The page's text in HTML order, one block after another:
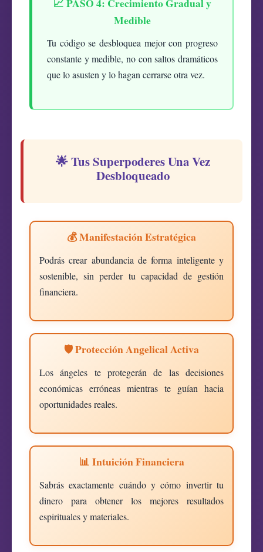
Medible
Tu código se desbloquea mejor con progreso
constante y medible, no con saltos dramáticos
que lo asusten y lo hagan cerrarse otra vez.
🌟 Tus Superpoderes Una Vez
Desbloqueado
💰 Manifestación Estratégica
Podrás crear abundancia de forma inteligente y
sostenible, sin perder tu capacidad de gestión
financiera.
🛡️ Protección Angelical Activa
Los ángeles te protegerán de las decisiones
económicas erróneas mientras te guían hacia
oportunidades reales.
📊 Intuición Financiera
Sabrás exactamente cuándo y cómo invertir tu
dinero para obtener los mejores resultados
espirituales y materiales.